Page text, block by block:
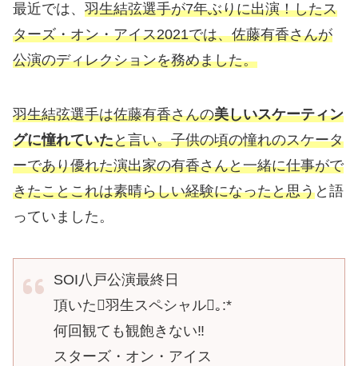
最近では、 羽生結弦選手が7年ぶりに出演！したス
ターズ・オン・アイス2021では、佐藤有香さんが
公演のディレクションを務めました。
羽生結弦選手は佐藤有香さんの美しいスケーティン
グに憧れていたと言い。子供の頃の憧れのスケータ
ーであり優れた演出家の有香さんと一緒に仕事がで
きたことこれは素晴らしい経験になったと思うと語
っていました。
SOI八戸公演最終日
頂いた羽生スペシャル｡:*
何回観ても観飽きない‼️
スターズ・オン・アイス